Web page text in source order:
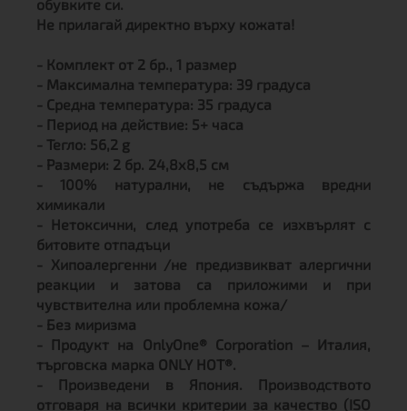
обувките си.
Не прилагай директно върху кожата!
- Комплект от 2 бр., 1 размер
- Максимална температура: 39 градуса
- Средна температура: 35 градуса
- Период на действие: 5+ часа
- Тегло: 56,2 g
- Размери: 2 бр. 24,8х8,5 см
- 100% натурални, не съдържа вредни
химикали
- Нетоксични, след употреба се изхвърлят с
битовите отпадъци
- Хипоалергенни /не предизвикват алергични
реакции и затова са приложими и при
чувствителна или проблемна кожа/
- Без миризма
- Продукт на OnlyOne® Corporation – Италия,
търговска марка ONLY HOT®.
- Произведени в Япония. Производството
отговаря на всички критерии за качество (ISO